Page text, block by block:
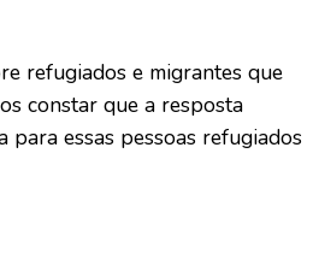
refugiados e migrantes que
constar que a resposta
para essas pessoas refugiados